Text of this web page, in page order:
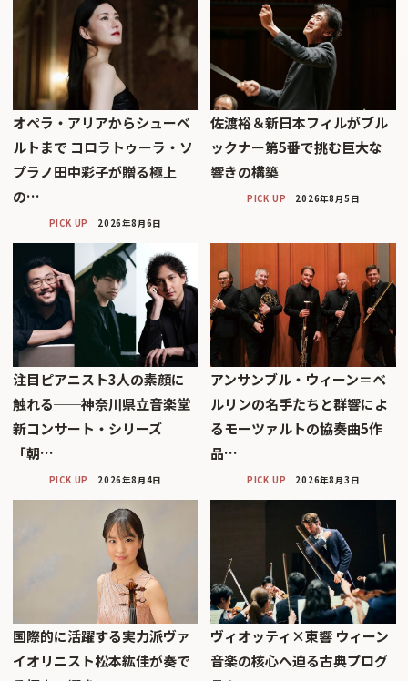
オペラ・アリアからシューベ
ルトまで コロラトゥーラ・ソ
プラノ田中彩子が贈る極上
の…
PICK UP 2026年8月6日
佐渡裕＆新日本フィルがブル
ックナー第5番で挑む巨大な
響きの構築
PICK UP 2026年8月5日
注目ピアニスト3人の素顔に
触れる──神奈川県立音楽堂
新コンサート・シリーズ
「朝…
PICK UP 2026年8月4日
アンサンブル・ウィーン＝ベ
ルリンの名手たちと群響によ
るモーツァルトの協奏曲5作
品…
PICK UP 2026年8月3日
国際的に活躍する実力派ヴァ
イオリニスト松本紘佳が奏で
ヴィオッティ×東響 ウィーン
音楽の核心へ迫る古典プログ